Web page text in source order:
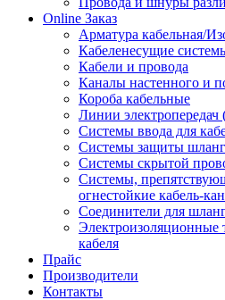
Online Заказ
Арматура кабельная/
Кабеленесущие
Кабели и провода
Каналы настенного и
Короба кабельные
Линии
Системы ввода для
Системы защиты
Системы скрытой
Системы,
огнестойкие кабель-
Соединители для
кабеля
Прайс
Производители
Контакты